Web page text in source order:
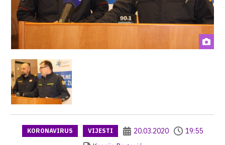
KORONAVIRUS VIJESTI 20.03.2020
19:55